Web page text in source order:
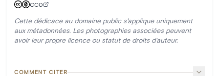
CC0
Cette dédicace au domaine public s'applique uniquement
aux métadonnées. Les photographies associées peuvent
avoir leur propre licence ou statut de droits d'auteur.
COMMENT CITER